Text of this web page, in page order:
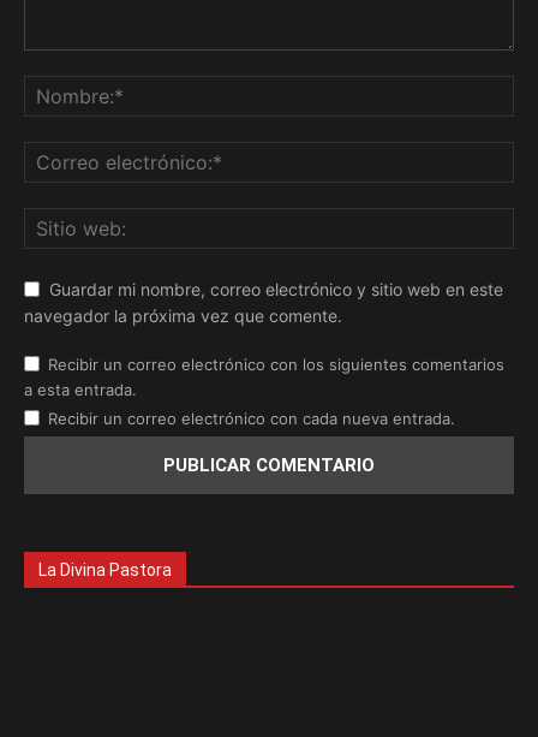
Guardar mi nombre, correo electrónico y sitio web en este
navegador la próxima vez que comente.
Recibir un correo electrónico con los siguientes comentarios
a esta entrada.
Recibir un correo electrónico con cada nueva entrada.
La Divina Pastora